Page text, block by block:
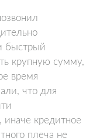
быстрый
крупную сумму,
время
что для
иначе кредитное
плеча не